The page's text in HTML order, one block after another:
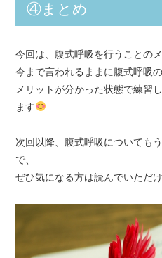
④まとめ
今回は、腹式呼吸を行うことの
今まで言われるままに腹式呼吸
メリットが分かった状態で練習
ます
次回以降、腹式呼吸についても
で、
ぜひ気になる方は読んでいただ